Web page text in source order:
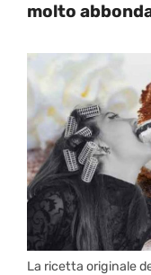
molto
La ricetta originale